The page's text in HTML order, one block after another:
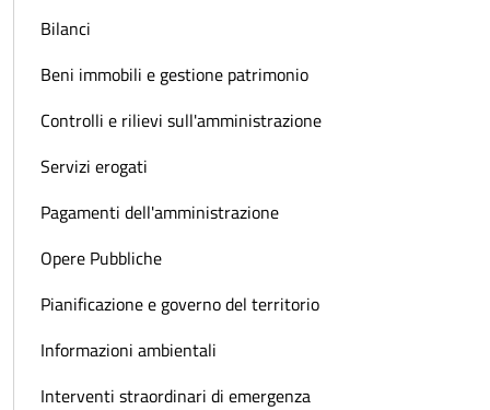
Bilanci
Beni immobili e gestione patrimonio
Controlli e rilievi sull'amministrazione
Servizi erogati
Pagamenti dell'amministrazione
Opere Pubbliche
Pianificazione e governo del territorio
Informazioni ambientali
Interventi straordinari di emergenza